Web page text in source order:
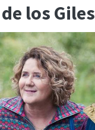
los Giles